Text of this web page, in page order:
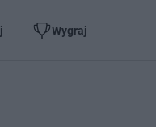
Wygraj